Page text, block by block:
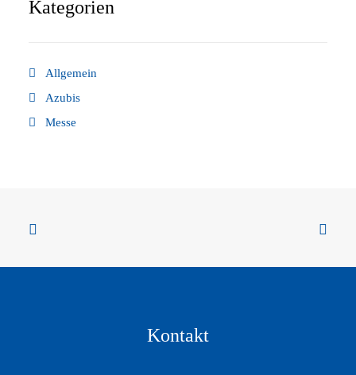
Kategorien
Allgemein
Azubis
Messe
Kontakt